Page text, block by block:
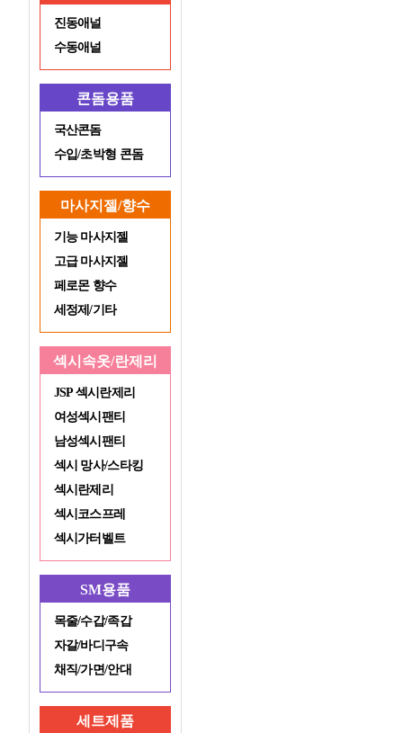
진동애널
수동애널
콘돔용품
국산콘돔
수입/초박형 콘돔
마사지젤/향수
기능 마사지젤
고급 마사지젤
페로몬 향수
세정제/기타
섹시속옷/란제리
JSP 섹시란제리
여성섹시팬티
남성섹시팬티
섹시 망사/스타킹
섹시란제리
섹시코스프레
섹시가터벨트
SM용품
목줄/수갑/족갑
자갈/바디구속
채직/가면/안대
세트제품